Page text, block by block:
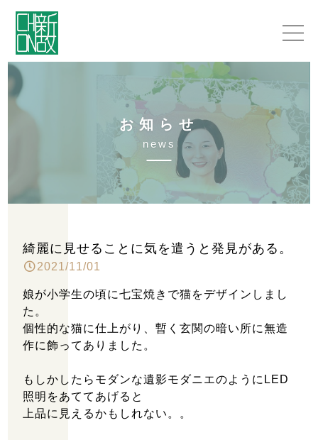
お 知 ら せ
new s
綺麗に見せることに気を遣うと発見がある。
2021/11/01
娘が小学生の頃に七宝焼きで猫をデザインしまし
た。
個性的な猫に仕上がり、暫く玄関の暗い所に無造
作に飾ってありました。
もしかしたらモダンな遺影モダニエのようにLED
照明をあててあげると
上品に見えるかもしれない。。